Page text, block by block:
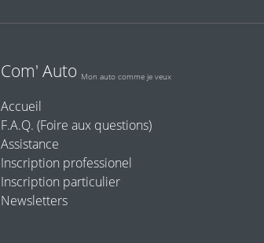
Com' Auto Mon auto comme je veux
Accueil
F.A.Q. (Foire aux questions)
Assistance
Inscription professionel
Inscription particulier
Newsletters